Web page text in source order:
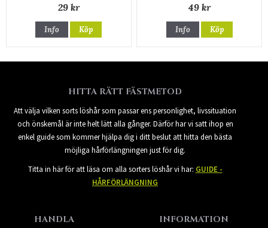
29 kr
Info Köp
49 kr
Info Köp
HITTA RÄTT FÄSTMETOD
Att välja vilken sorts löshår som passar ens personlighet, livssituation
och önskemål är inte helt lätt alla gånger. Därför har vi satt ihop en
enkel guide som kommer hjälpa dig i ditt beslut att hitta den bästa
möjliga hårförlängningen just för dig.
Titta in här för att läsa om alla sorters löshår vi har: GUIDE -
HÅRFÖRLÄNGNING
HANDLA INFORMATION